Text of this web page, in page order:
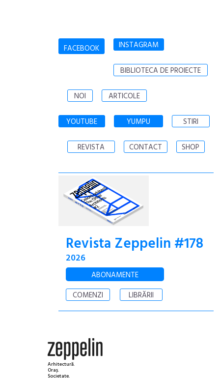
FACEBOOK INSTAGRAM
BIBLIOTECA DE PROIECTE
NOI ARTICOLE
YOUTUBE YUMPU STIRI
REVISTA CONTACT SHOP
Revista Zeppelin #178
2026
ABONAMENTE
COMENZI
LIBRĂRII
Arhitectură.
Oraș.
Societate.